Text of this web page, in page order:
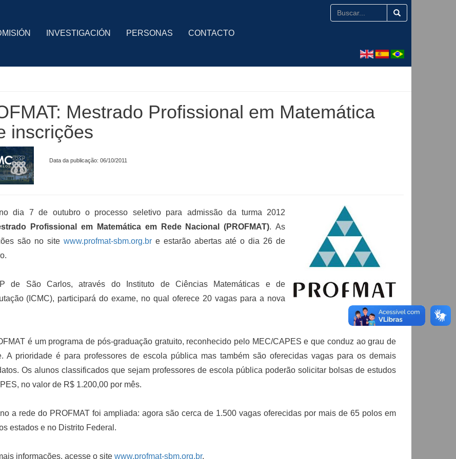
INVESTIGACIÓN PERSONAS CONTACTO
Mestrado Profissional em Matemática
inscrições
Data da publicação: 06/10/2011
dia 7 de outubro o processo seletivo para admissão da turma 2012
Profissional em Matemática em Rede Nacional (PROFMAT). As
são no site www.profmat-sbm.org.bre estarão abertas até o dia 26 de
de São Carlos, através do Instituto de Ciências Matemáticas e de
(ICMC), participará do exame, no qual oferece 20 vagas para a nova
é um programa de pós-graduação gratuito, reconhecido pelo MEC/CAPES e que conduz ao grau de
A prioridade é para professores de escola pública mas também são oferecidas vagas para os demais
Os alunos classificados que sejam professores de escola pública poderão solicitar bolsas de estudos
no valor de R$ 1.200,00 por mês.
a rede do PROFMAT foi ampliada: agora são cerca de 1.500 vagas oferecidas por mais de 65 polos em
estados e no Distrito Federal.
informações, acesse o site www.profmat-sbm.org.br.